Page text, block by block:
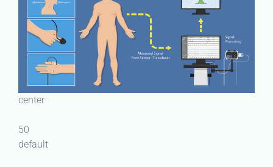
center
50
default